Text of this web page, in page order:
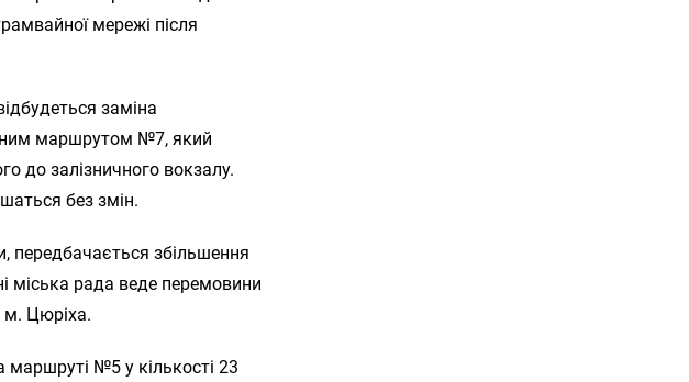
мережі після
заміна
маршрутом №7, який
до залізничного вокзалу.
без змін.
передбачається збільшення
міська рада веде перемовини
м. Цюріха.
маршруті №5 у кількості 23